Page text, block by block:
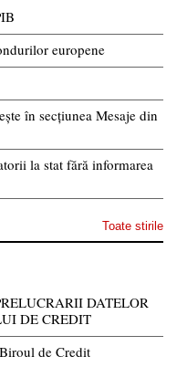
europene
în secțiunea Mesaje din
la stat fără informarea
Toate stirile
DATELOR
DE CREDIT
de Credit